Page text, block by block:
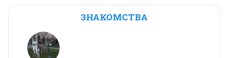
ЗНАКОМСТВА